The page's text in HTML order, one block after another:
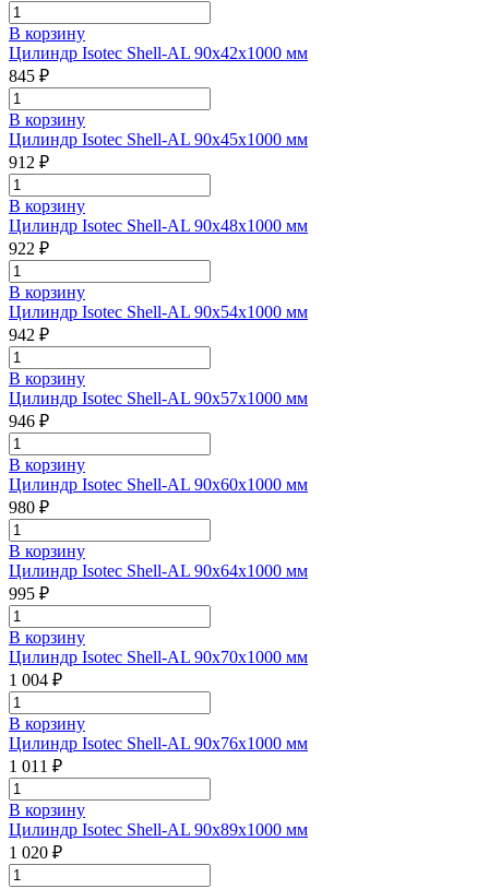
В корзину
Цилиндр Isotec Shell-AL 90x42x1000 мм
845 ₽
В корзину
Цилиндр Isotec Shell-AL 90x45x1000 мм
912 ₽
В корзину
Цилиндр Isotec Shell-AL 90x48x1000 мм
922 ₽
В корзину
Цилиндр Isotec Shell-AL 90x54x1000 мм
942 ₽
В корзину
Цилиндр Isotec Shell-AL 90x57x1000 мм
946 ₽
В корзину
Цилиндр Isotec Shell-AL 90x60x1000 мм
980 ₽
В корзину
Цилиндр Isotec Shell-AL 90x64x1000 мм
995 ₽
В корзину
Цилиндр Isotec Shell-AL 90x70x1000 мм
1 004 ₽
В корзину
Цилиндр Isotec Shell-AL 90x76x1000 мм
1 011 ₽
В корзину
Цилиндр Isotec Shell-AL 90x89x1000 мм
1 020 ₽